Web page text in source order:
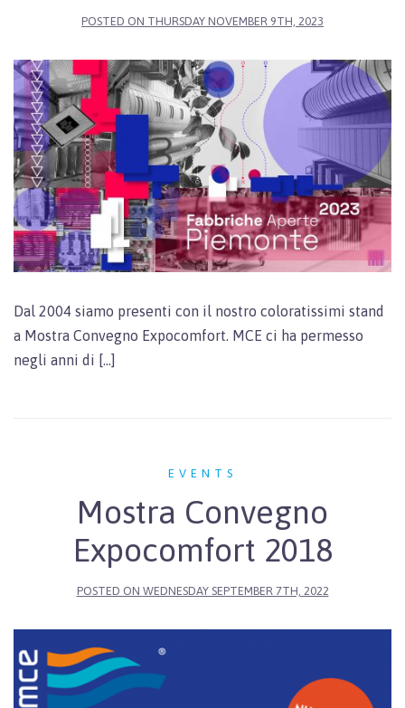
POSTED ON THURSDAY NOVEMBER 9TH, 2023
Dal 2004 siamo presenti con il nostro coloratissimi stand
a Mostra Convegno Expocomfort. MCE ci ha permesso
negli anni di […]
EVENTS
Mostra Convegno
Expocomfort 2018
POSTED ON WEDNESDAY SEPTEMBER 7TH, 2022